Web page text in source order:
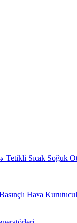
↳ Tetikli Sıcak Soğuk
Basınçlı Hava